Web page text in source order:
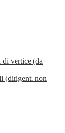
vertice (da
(dirigenti non